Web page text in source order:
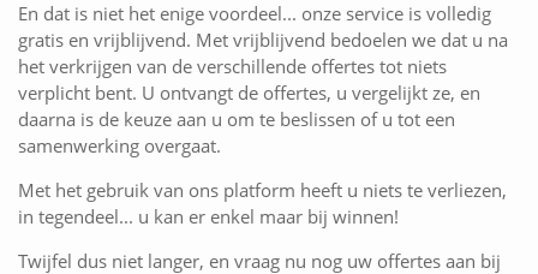
En dat is niet het enige voordeel... onze service is volledig
gratis en vrijblijvend. Met vrijblijvend bedoelen we dat u na
het verkrijgen van de verschillende offertes tot niets
verplicht bent. U ontvangt de offertes, u vergelijkt ze, en
daarna is de keuze aan u om te beslissen of u tot een
samenwerking overgaat.
Met het gebruik van ons platform heeft u niets te verliezen,
in tegendeel... u kan er enkel maar bij winnen!
Twijfel dus niet langer, en vraag nu nog uw offertes aan bij